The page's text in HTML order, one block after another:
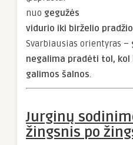
nuo gegužės
vidurio iki birželio
Svarbiausias orientyras –
negalima pradėti tol,
galimos šalnos.
Jurginų
žingsnis po